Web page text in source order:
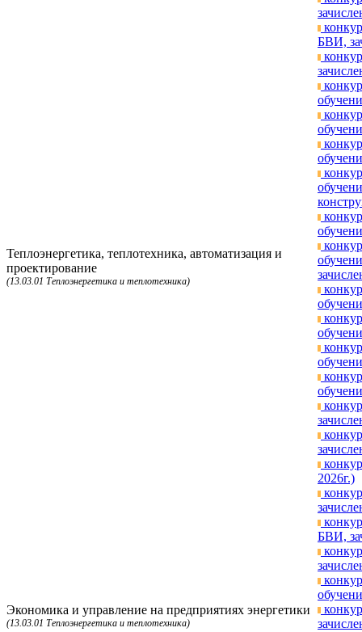
Теплоэнергетика, теплотехника, автоматизация и
проектирование
(13.03.01 Теплоэнергетика и теплотехника)
БВИ,
2026г.)
Экономика и управление на предприятиях энергетики
(13.03.01 Теплоэнергетика и теплотехника)
БВИ,